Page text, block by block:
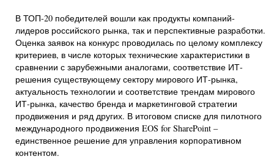
В ТОП-20 победителей вошли как продукты компаний-
лидеров российского рынка, так и перспективные разработки.
Оценка заявок на конкурс проводилась по целому комплексу
критериев, в числе которых технические характеристики в
сравнении с зарубежными аналогами, соответствие ИТ-
решения существующему сектору мирового ИТ-рынка,
актуальность технологии и соответствие трендам мирового
ИТ-рынка, качество бренда и маркетинговой стратегии
продвижения и ряд других. В итоговом списке для пилотного
международного продвижения EOS for SharePoint –
единственное решение для управления корпоративном
контентом.